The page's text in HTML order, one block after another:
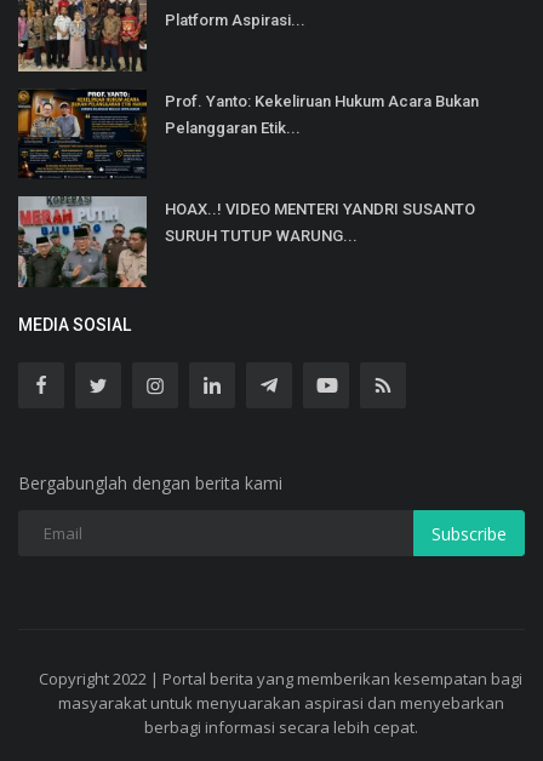
Platform Aspirasi...
Prof. Yanto: Kekeliruan Hukum Acara Bukan
Pelanggaran Etik...
HOAX..! VIDEO MENTERI YANDRI SUSANTO
SURUH TUTUP WARUNG...
MEDIA SOSIAL
Bergabunglah dengan berita kami
Subscribe
Copyright 2022 | Portal berita yang memberikan kesempatan bagi
masyarakat untuk menyuarakan aspirasi dan menyebarkan
berbagi informasi secara lebih cepat.